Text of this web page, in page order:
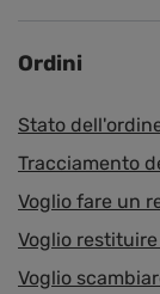
Ordini
Stato
Tracciamento
Voglio fare un
Voglio
Voglio